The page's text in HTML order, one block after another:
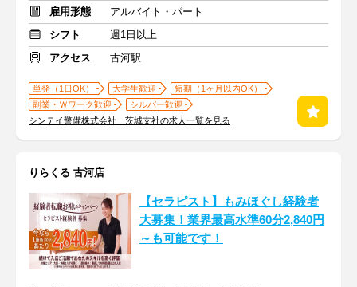
雇用形態
アルバイト・パート
シフト
週1日以上
アクセス
古河駅
単発（1日OK） 大学生歓迎
短期（1ヶ月以内OK）
副業・Ｗワーク歓迎
シルバー歓迎
シンテイ警備株式会社 茨城支社の求人一覧を見る
りらくる 古河店
【セラピスト】もみほぐし経験者
大募集！業界最高水準60分2,840円
～も可能です！